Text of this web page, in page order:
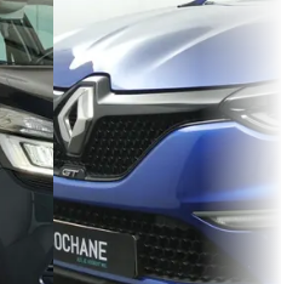
v.a. € 337/mnd
2017 · 88256 km · Benzine ·
Automaat
Occasions Zeist·
4,0(106)
Bekijk aanbieding →
Vergelijk